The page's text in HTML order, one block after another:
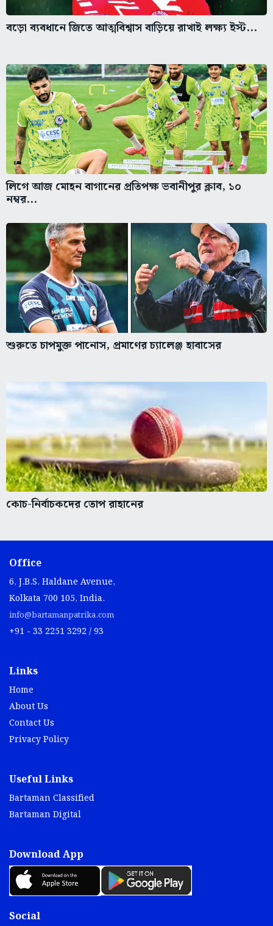
বড়ো ব্যবধানে জিতে আত্মবিশ্বাস বাড়িয়ে রাখাই লক্ষ্য ইস্ট...
লিগে আজ মোহন বাগানের প্রতিপক্ষ ভবানীপুর ক্লাব, ১০
নম্বর...
শুরুতে চাপমুক্ত পানোস, প্রমাণের চ্যালেঞ্জ হাবাসের
কোচ-নির্বাচকদের তোপ রাহানের
Office
6, J.B.S. Haldane Avenue,
Kolkata 700 105, India.
info@bartamanpatrika.com
+91 - 33 2251 3292 / 93
Links
Home
About Us
Contact Us
Privacy Policy
Useful Links
Bartaman Classified
Bartaman Digital
Download App
Social